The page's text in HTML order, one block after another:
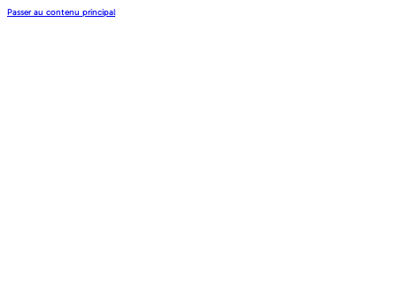
Passer au contenu principal